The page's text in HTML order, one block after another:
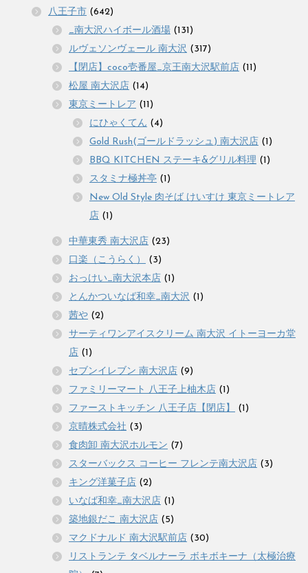
八王子市 (642)
_南大沢ハイボール酒場 (131)
ルヴェソンヴェール 南大沢 (317)
【閉店】coco壱番屋_京王南大沢駅前店 (11)
松屋 南大沢店 (14)
東京ミートレア (11)
にひゃくてん (4)
Gold Rush(ゴールドラッシュ) 南大沢店 (1)
BBQ KITCHEN ステーキ&グリル料理 (1)
スタミナ極丼亭 (1)
New Old Style 肉そば けいすけ 東京ミートレア
店 (1)
中華東秀 南大沢店 (23)
口楽（こうらく）
(3)
おっけい_南大沢本店 (1)
とんかついなば和幸_南大沢 (1)
茜や (2)
サーティワンアイスクリーム 南大沢 イトーヨーカ堂
店 (1)
セブンイレブン 南大沢店 (9)
ファミリーマート 八王子上柚木店 (1)
ファーストキッチン 八王子店【閉店】
(1)
京晴株式会社 (3)
食肉卸 南大沢ホルモン (7)
スターバックス コーヒー フレンテ南大沢店 (3)
キング洋菓子店 (2)
いなば和幸_南大沢店 (1)
築地銀だこ 南大沢店 (5)
マクドナルド 南大沢駅前店 (30)
リストランテ タベルナーラ ボキボキーナ（太極治療